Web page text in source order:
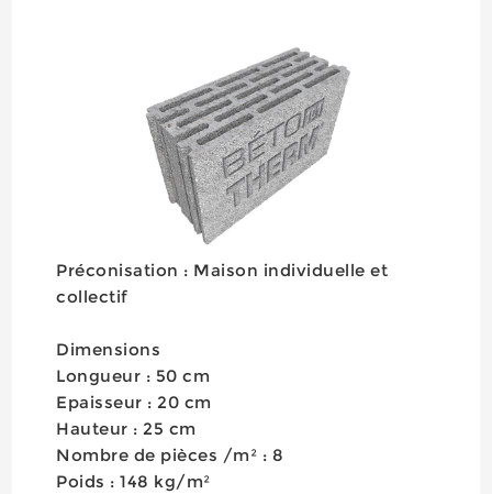
Préconisation : Maison individuelle et
collectif
Dimensions
Longueur : 50 cm
Epaisseur : 20 cm
Hauteur : 25 cm
Nombre de pièces /m² : 8
Poids : 148 kg/m²